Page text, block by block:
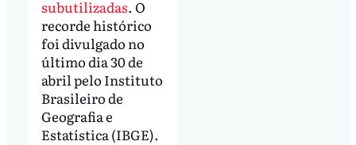
subutilizadas. O
recorde histórico
foi divulgado no
último dia 30 de
abril pelo Instituto
Brasileiro de
Geografia e
Estatística (IBGE).